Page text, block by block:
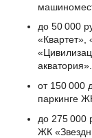
до 50 000
«Квартет»,
акватория».
от 150 000
паркинге
до 275 000
ЖК